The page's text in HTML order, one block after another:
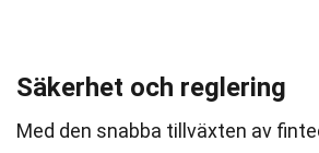
Säkerhet och reglering
Med den snabba tillväxten av